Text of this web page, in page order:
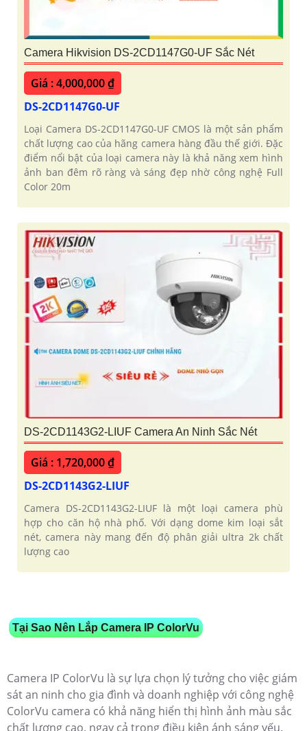
Camera Hikvision DS-2CD1147G0-UF Sắc Nét
Giá : 4,000,000 ₫
DS-2CD1147G0-UF
Loại Camera DS-2CD1147G0-UF CMOS là một sản phẩm
chất lượng cao của hãng camera hàng đầu thế giới. Đặc
điểm nổi bật của loại camera này là khả năng xem hình
ảnh ban đêm rõ ràng và sáng đẹp nhờ công nghệ Full
Color 20m
DS-2CD1143G2-LIUF Camera An Ninh Sắc Nét
Giá : 1,720,000 ₫
DS-2CD1143G2-LIUF
Camera DS-2CD1143G2-LIUF là một loại camera phù
hợp cho căn hộ nhà phố. Với dạng dome kim loại sắt
nét, camera này mang đến độ phân giải ultra 2k chất
lượng cao
Tại Sao Nên Lắp Camera IP ColorVu
Camera IP ColorVu là sự lựa chọn lý tưởng cho việc giám
sát an ninh cho gia đình và doanh nghiệp với công nghệ
ColorVu camera có khả năng hiển thị hình ảnh màu sắc
chất lượng cao, ngay cả trong điều kiện ánh sáng yếu.